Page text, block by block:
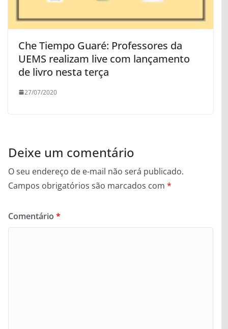
Che Tiempo Guaré: Professores da
UEMS realizam live com lançamento
de livro nesta terça
27/07/2020
Deixe um comentário
O seu endereço de e-mail não será publicado.
Campos obrigatórios são marcados com *
Comentário *